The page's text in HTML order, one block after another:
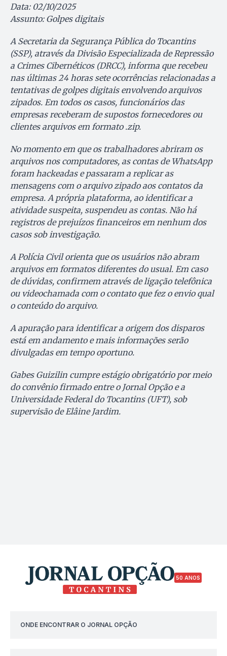
Data: 02/10/2025
Assunto: Golpes digitais
A Secretaria da Segurança Pública do Tocantins
(SSP), através da Divisão Especializada de Repressão
a Crimes Cibernéticos (DRCC), informa que recebeu
nas últimas 24 horas sete ocorrências relacionadas a
tentativas de golpes digitais envolvendo arquivos
zipados. Em todos os casos, funcionários das
empresas receberam de supostos fornecedores ou
clientes arquivos em formato .zip.
No momento em que os trabalhadores abriram os
arquivos nos computadores, as contas de WhatsApp
foram hackeadas e passaram a replicar as
mensagens com o arquivo zipado aos contatos da
empresa. A própria plataforma, ao identificar a
atividade suspeita, suspendeu as contas. Não há
registros de prejuízos financeiros em nenhum dos
casos sob investigação.
A Polícia Civil orienta que os usuários não abram
arquivos em formatos diferentes do usual. Em caso
de dúvidas, confirmem através de ligação telefônica
ou videochamada com o contato que fez o envio qual
o conteúdo do arquivo.
A apuração para identificar a origem dos disparos
está em andamento e mais informações serão
divulgadas em tempo oportuno.
Gabes Guizilin cumpre estágio obrigatório por meio
do convênio firmado entre o Jornal Opção e a
Universidade Federal do Tocantins (UFT), sob
supervisão de Elâine Jardim.
50 ANOS
ONDE ENCONTRAR O JORNAL OPÇÃO